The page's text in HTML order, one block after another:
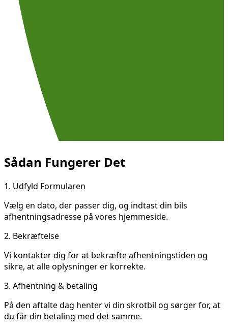
Sådan Fungerer Det
1. Udfyld Formularen
Vælg en dato, der passer dig, og indtast din bils
afhentningsadresse på vores hjemmeside.
2. Bekræftelse
Vi kontakter dig for at bekræfte afhentningstiden og
sikre, at alle oplysninger er korrekte.
3. Afhentning & betaling
På den aftalte dag henter vi din skrotbil og sørger for, at
du får din betaling med det samme.